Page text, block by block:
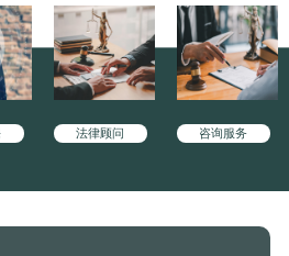
法律顾问 咨询服务